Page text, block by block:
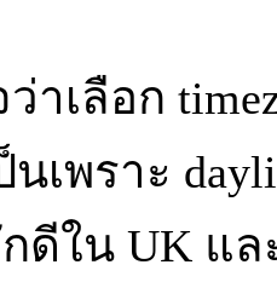
าเลือก
เพราะ
ดีใน UK แ